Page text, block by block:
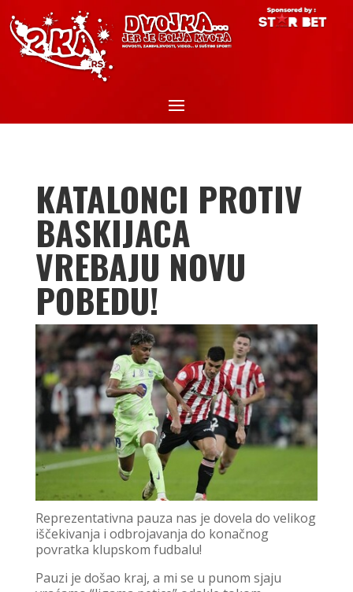
KATALONCI PROTIV
BASKIJACA
VREBAJU NOVU
POBEDU!
Reprezentativna pauza nas je dovela do velikog
iščekivanja i odbrojavanja do konačnog
povratka klupskom fudbalu!
Pauzi je došao kraj, a mi se u punom sjaju